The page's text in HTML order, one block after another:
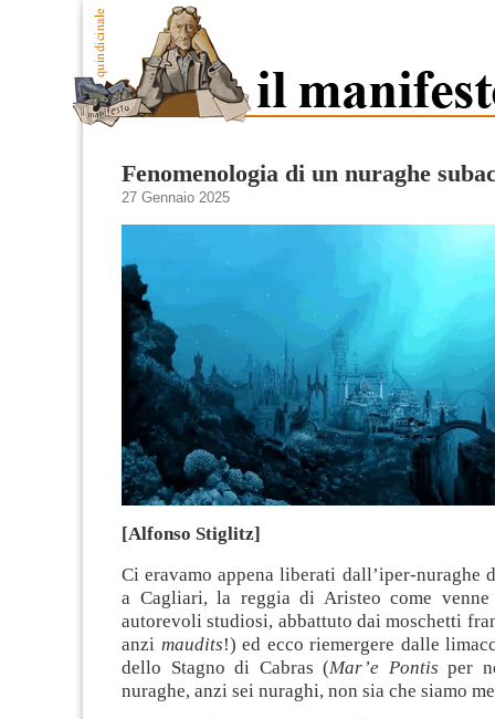
Fenomenologia di un nuraghe
27 Gennaio 2025
[Alfonso Stiglitz]
Ci eravamo appena liberati dall’iper-nuraghe
a Cagliari, la reggia di Aristeo come venne
autorevoli studiosi, abbattuto dai moschetti
anzi maudits!) ed ecco riemergere dalle
dello Stagno di Cabras (Mar’e Pontisper
nuraghe, anzi sei nuraghi, non sia che siamo